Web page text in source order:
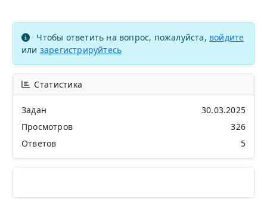
Чтобы ответить на вопрос, пожалуйста, войдите
или зарегистрируйтесь
Статистика
Задан
30.03.2025
Просмотров
326
Ответов
5